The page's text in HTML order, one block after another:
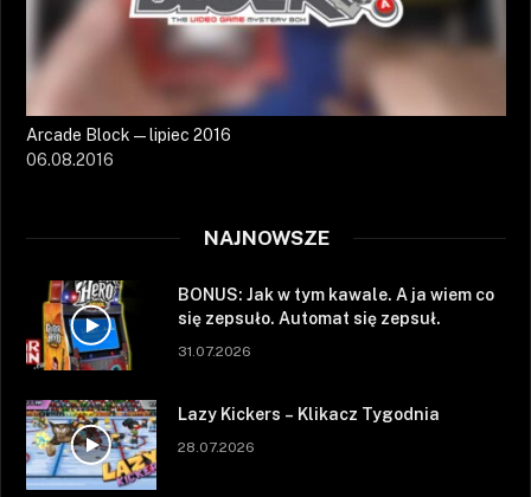
Arcade Block — lipiec 2016
06.08.2016
NAJNOWSZE
BONUS: Jak w tym kawale. A ja wiem co
się zepsuło. Automat się zepsuł.
31.07.2026
Lazy Kickers – Klikacz Tygodnia
28.07.2026